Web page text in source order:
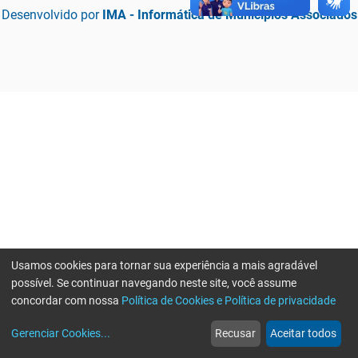
Desenvolvido por IMA - Informática de Municípios Associados
web
Notícias
more_horiz
Mais
Usamos cookies para tornar sua experiência a mais agradável
possível. Se continuar navegando neste site, você assume
concordar com nossa Política de Cookies e Política de privacidade
Gerenciar Cookies... Recusar Aceitar todos
Erro ao enviar informações, por favor tente novamente